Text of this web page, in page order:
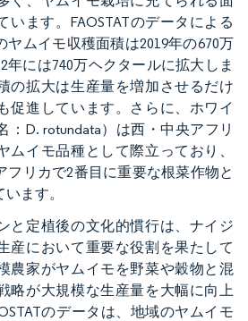
います。FAOSTATのデータによる
ヤムイモ収穫面積は2019年の670万
年には740万ヘクタールに拡大しま
の拡大は生産量を増加させるだけ
促進しています。さらに、ホワイ
：D. rotundata）は西・中央アフリ
ムイモ品種として際立っており、
フリカで2番目に重要な根菜作物と
ます。
と定植後の文化的慣行は、ナイジ
産において重要な役割を果たして
農家がヤムイモを野菜や穀物と混
略が大規模な生産量を大幅に向上
のデータは、地域のヤムイモ